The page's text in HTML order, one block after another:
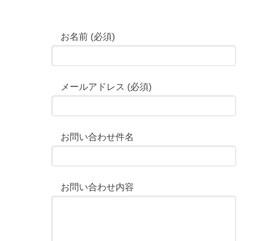
お名前 (必須)
メールアドレス (必須)
お問い合わせ件名
お問い合わせ内容